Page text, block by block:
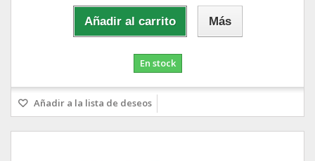
Añadir al carrito Más
En stock
Añadir a la lista de deseos